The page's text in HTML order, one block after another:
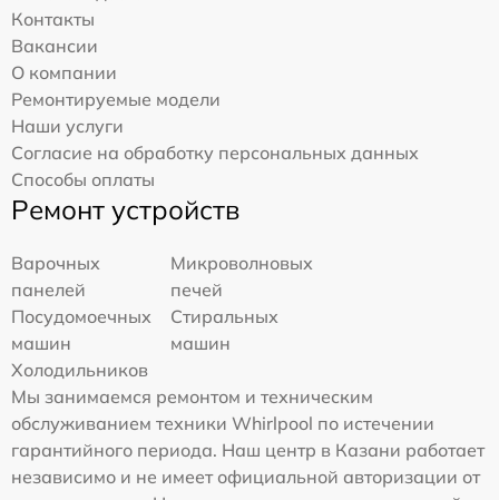
Контакты
Вакансии
О компании
Ремонтируемые модели
Наши услуги
Согласие на обработку персональных данных
Способы оплаты
Ремонт устройств
Варочных
панелей
Микроволновых
печей
Посудомоечных
машин
Стиральных
машин
Холодильников
Мы занимаемся ремонтом и техническим
обслуживанием техники Whirlpool по истечении
гарантийного периода. Наш центр в Казани работает
независимо и не имеет официальной авторизации от